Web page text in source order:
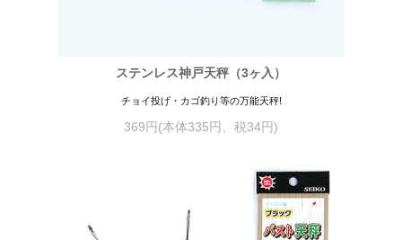
ステンレス神戸天秤（3ヶ入）
チョイ投げ・カゴ釣り等の万能天秤!
369円(本体335円、税34円)